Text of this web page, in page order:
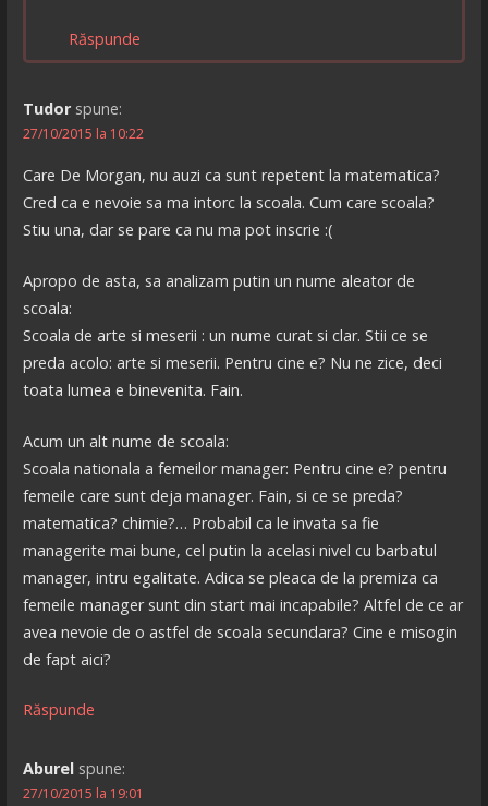
Răspunde
Tudor spune:
27/10/2015 la 10:22
Care De Morgan, nu auzi ca sunt repetent la matematica?
Cred ca e nevoie sa ma intorc la scoala. Cum care scoala?
Stiu una, dar se pare ca nu ma pot inscrie :(
Apropo de asta, sa analizam putin un nume aleator de
scoala:
Scoala de arte si meserii : un nume curat si clar. Stii ce se
preda acolo: arte si meserii. Pentru cine e? Nu ne zice, deci
toata lumea e binevenita. Fain.
Acum un alt nume de scoala:
Scoala nationala a femeilor manager: Pentru cine e? pentru
femeile care sunt deja manager. Fain, si ce se preda?
matematica? chimie?… Probabil ca le invata sa fie
managerite mai bune, cel putin la acelasi nivel cu barbatul
manager, intru egalitate. Adica se pleaca de la premiza ca
femeile manager sunt din start mai incapabile? Altfel de ce ar
avea nevoie de o astfel de scoala secundara? Cine e misogin
de fapt aici?
Răspunde
Aburel spune:
27/10/2015 la 19:01